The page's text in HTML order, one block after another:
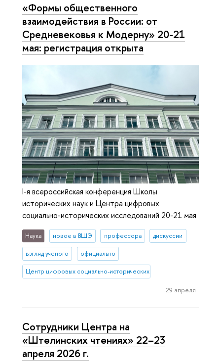
«Формы общественного
взаимодействия в России: от
Средневековья к Модерну» 20-21
мая: регистрация открыта
I-я всероссийская конференция Школы
исторических наук и Центра цифровых
социально-исторических исследований 20-21 мая
Наука новое в ВШЭ профессора дискуссии
взгляд ученого официально
Центр цифровых социально-исторических исследований
29 апреля
Сотрудники Центра на
«Штелинских чтениях» 22–23
апреля 2026 г.